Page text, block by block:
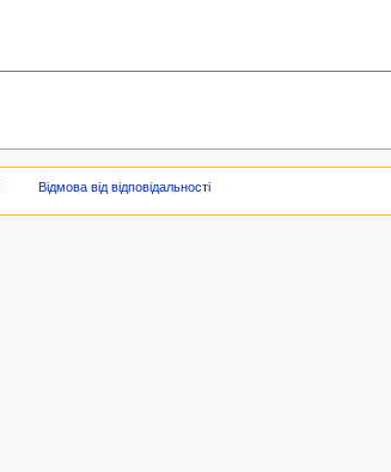
Відмова від відповідальності